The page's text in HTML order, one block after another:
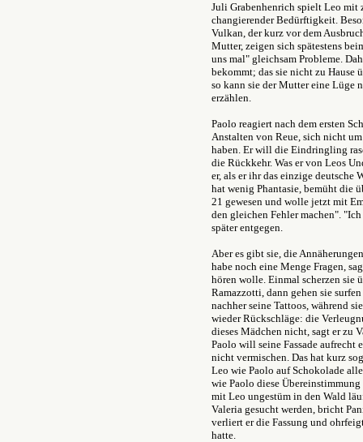
Juli Grabenhenrich spielt Leo
changierender Bedürftigkeit.
Vulkan, der kurz vor dem
Mutter, zeigen sich spätestens
uns mal" gleichsam Probleme.
bekommt; das sie nicht zu Hause
so kann sie der Mutter eine Lüge
erzählen.
Paolo reagiert nach dem ersten
Anstalten von Reue, sich nicht
haben. Er will die Eindringling
die Rückkehr. Was er von Leos
er, als er ihr das einzige deutsche
hat wenig Phantasie, bemüht die
21 gewesen und wolle jetzt mit
den gleichen Fehler machen".
später entgegen.
Aber es gibt sie, die
habe noch eine Menge Fragen,
hören wolle. Einmal scherzen sie
Ramazzotti, dann gehen sie
nachher seine Tattoos, während
wieder Rückschläge: die
dieses Mädchen nicht, sagt er zu
Paolo will seine Fassade aufrecht
nicht vermischen. Das hat kurz
Leo wie Paolo auf Schokolade
wie Paolo diese
mit Leo ungestüm in den Wald
Valeria gesucht werden, bricht
verliert er die Fassung und
hatte.